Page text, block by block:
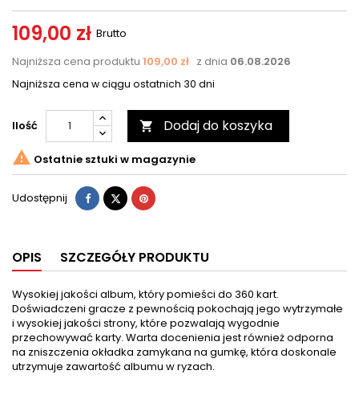
109,00 zł Brutto
Najniższa cena produktu 109,00 zł z dnia 06.08.2026
Najniższa cena w ciągu ostatnich 30 dni
Ilość  Dodaj do koszyka
 Ostatnie sztuki w magazynie
Udostępnij Udostępnij
TweetujPinterest
OPIS SZCZEGÓŁY PRODUKTU
Wysokiej jakości album, który pomieści do 360 kart.
Doświadczeni gracze z pewnością pokochają jego wytrzymałe
i wysokiej jakości strony, które pozwalają wygodnie
przechowywać karty. Warta docenienia jest również odporna
na zniszczenia okładka zamykana na gumkę, która doskonale
utrzymuje zawartość albumu w ryzach.